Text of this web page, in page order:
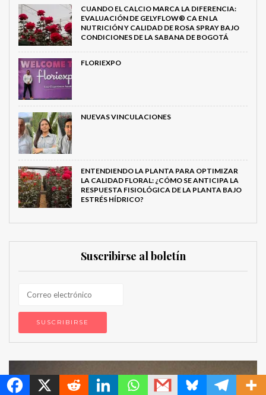
CUANDO EL CALCIO MARCA LA DIFERENCIA:
EVALUACIÓN DE GELYFLOW® CA EN LA
NUTRICIÓN Y CALIDAD DE ROSA SPRAY BAJO
CONDICIONES DE LA SABANA DE BOGOTÁ
FLORIEXPO
NUEVAS VINCULACIONES
ENTENDIENDO LA PLANTA PARA OPTIMIZAR
LA CALIDAD FLORAL: ¿CÓMO SE ANTICIPA LA
RESPUESTA FISIOLÓGICA DE LA PLANTA BAJO
ESTRÉS HÍDRICO?
Suscribirse al boletín
Espacios publicitarios Metroflor: